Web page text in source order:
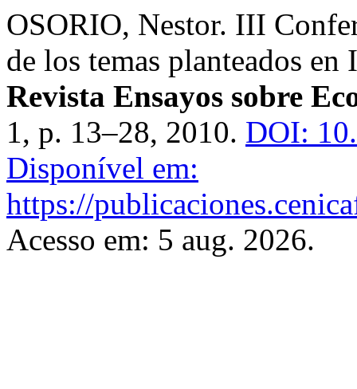
OSORIO, Nestor. III
de los temas planteados
Revista Ensayos sobre
1, p. 13–28, 2010. DOI:
Disponível em:
https://
Acesso em: 5 aug. 2026.